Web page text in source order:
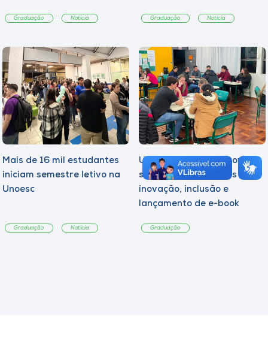
Graduação Notícia Graduação Notícia
Mais de 16 mil estudantes
iniciam semestre letivo na
Unoesc
Graduação Notícia
Unoesc On-line promove
semana com desafios de
inovação, inclusão e
lançamento de e-book
Graduação